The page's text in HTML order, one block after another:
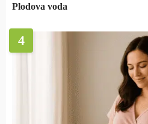
Plodova voda
4